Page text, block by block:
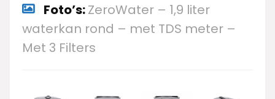
Foto’s:ZeroWater – 1,9 liter
waterkan rond – met TDS meter –
Met 3 Filters